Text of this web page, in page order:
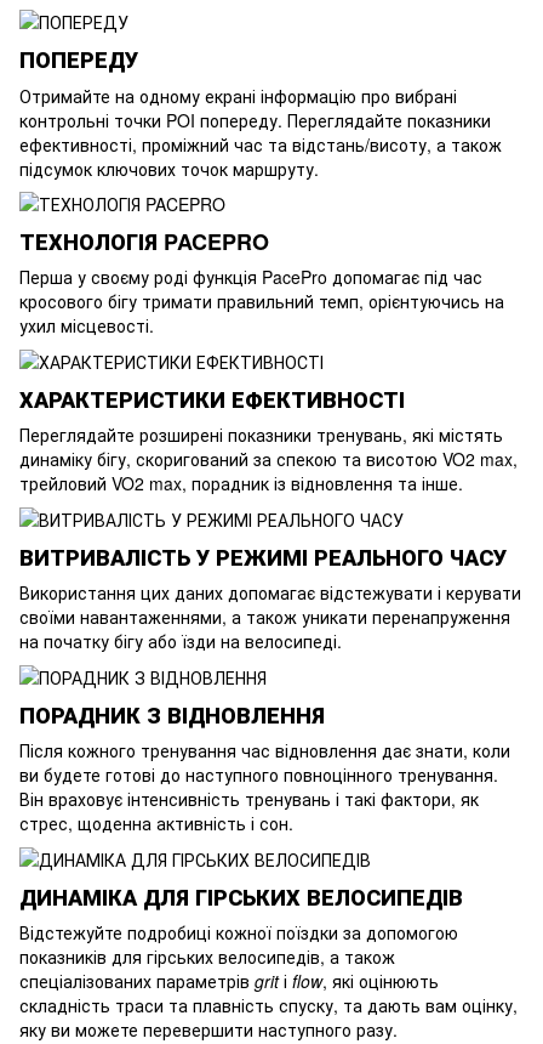
ПОПЕРЕДУ
Отримайте на одному екрані інформацію про вибрані
контрольні точки POI попереду. Переглядайте показники
ефективності, проміжний час та відстань/висоту, а також
підсумок ключових точок маршруту.
ТЕХНОЛОГІЯ PACEPRO
Перша у своєму роді функція PacePro допомагає під час
кросового бігу тримати правильний темп, орієнтуючись на
ухил місцевості.
ХАРАКТЕРИСТИКИ ЕФЕКТИВНОСТІ
Переглядайте розширені показники тренувань, які містять
динаміку бігу, скоригований за спекою та висотою VO2 max,
трейловий VO2 max, порадник із відновлення та інше.
ВИТРИВАЛІСТЬ У РЕЖИМІ РЕАЛЬНОГО ЧАСУ
Використання цих даних допомагає відстежувати і керувати
своїми навантаженнями, а також уникати перенапруження
на початку бігу або їзди на велосипеді.
ПОРАДНИК З ВІДНОВЛЕННЯ
Після кожного тренування час відновлення дає знати, коли
ви будете готові до наступного повноцінного тренування.
Він враховує інтенсивність тренувань і такі фактори, як
стрес, щоденна активність і сон.
ДИНАМІКА ДЛЯ ГІРСЬКИХ ВЕЛОСИПЕДІВ
Відстежуйте подробиці кожної поїздки за допомогою
показників для гірських велосипедів, а також
спеціалізованих параметрів gritі flow, які оцінюють
складність траси та плавність спуску, та дають вам оцінку,
яку ви можете перевершити наступного разу.